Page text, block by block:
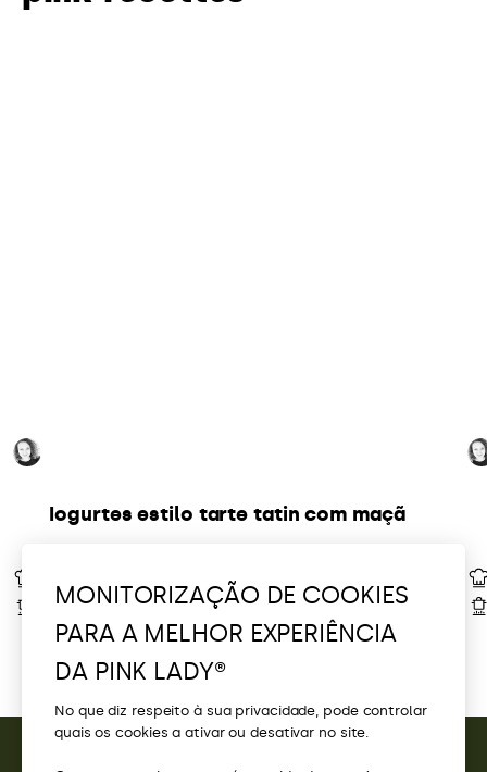
Iogurtes estilo tarte tatin com maçã
recettes
8h
meta.portions
MONITORIZAÇÃO DE COOKIES
PARA A MELHOR EXPERIÊNCIA
DA PINK LADY®
No que diz respeito à sua privacidade, pode controlar
quais os cookies a ativar ou desativar no site.